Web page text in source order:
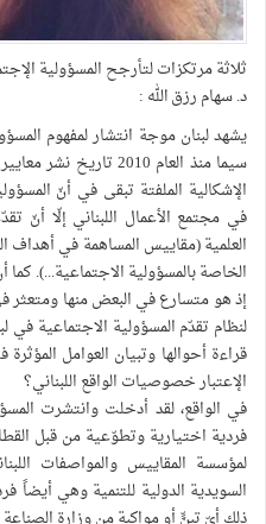
ثلاثة مرتكزات لتأرجح المسؤولية
د. سهام رزق الله :
يشهد لبنان موجة انتشار لمفهوم
الإشكالية الملفتة تبقى في أنّ
في مجتمع الأعمال اللبناني إلّا أنّ
العلمية (مقاييس المساهمة في أهداف
الخاصة بالمسؤولية الاجتماعية...).
إذ هو متسارع في البعض منها ومتعثر
لنظام تقدّم المسؤولية الاجتماعية
قراءة أحوالها وتبيان العوامل
الإعتبار خصوصيات الواقع اللبناني؟
في الواقع، لقد أدخلت وانتشرت
فردية اختيارية وتطوّعية من قبل
لمؤسسة المقاييس والمواصفات
السويدية الدولية للتنمية وهي